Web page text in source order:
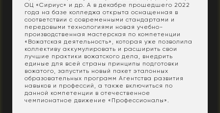
ОЦ «Сириус» и др. А в декабре прошедшего 2022
года на базе колледжа открыта оснащенная в
соответствии с современными стандартами и
передовыми технологиями новая учебно-
производственная мастерская по компетенции
«Вожатская деятельность», которая уже позволила
коллективу аккумулировать и расширить свои
лучшие практики вожатского дела, внедрить
единые для всей страны принципы подготовки
вожатого, запустить новый пакет эталонных
образовательных программ Агентства развития
навыков и профессий, а также включиться по
данной компетенции в отечественное
чемпионатное движение «Профессионалы».